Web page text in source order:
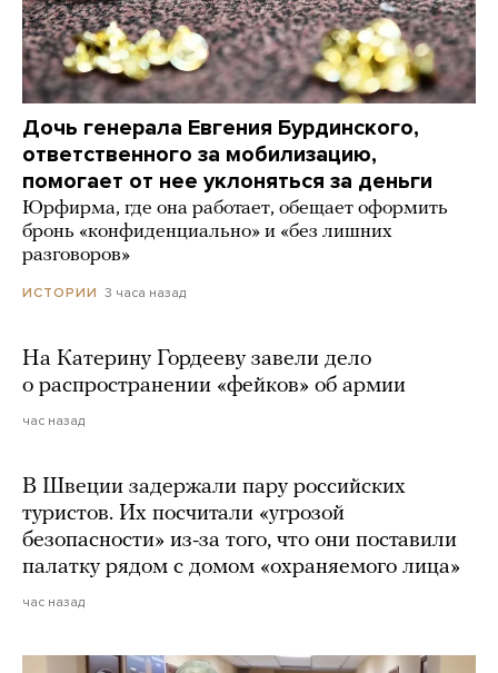
Дочь генерала Евгения Бурдинского,
ответственного за мобилизацию,
помогает от нее уклоняться за деньги
Юрфирма, где она работает, обещает оформить
бронь «конфиденциально» и «без лишних
разговоров»
ИСТОРИИ 3 часа назад
На Катерину Гордееву завели дело
о распространении «фейков» об армии
час назад
В Швеции задержали пару российских
туристов. Их посчитали «угрозой
безопасности» из-за того, что они поставили
палатку рядом с домом «охраняемого лица»
час назад